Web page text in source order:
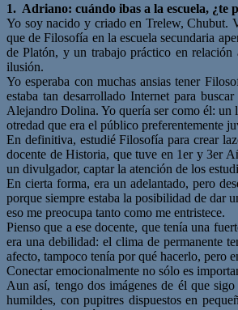
1. Adriano: cuándo ibas a la escuela, ¿te
Yo soy nacido y criado en Trelew, Chubut.
que de Filosofía en la escuela secundaria
de Platón, y un trabajo práctico en relación
ilusión.
Yo esperaba con muchas ansias tener
estaba tan desarrollado Internet para
Alejandro Dolina. Yo quería ser como él: un
otredad que era el público preferentemente
En definitiva, estudié Filosofía para crear
docente de Historia, que tuve en 1er y 3er
un divulgador, captar la atención de los
En cierta forma, era un adelantado, pero
porque siempre estaba la posibilidad de dar
eso me preocupa tanto como me entristece.
Pienso que a ese docente, que tenía una
era una debilidad: el clima de permanente
afecto, tampoco tenía por qué hacerlo, pero
Conectar emocionalmente no sólo es
Aun así, tengo dos imágenes de él que
humildes, con pupitres dispuestos en